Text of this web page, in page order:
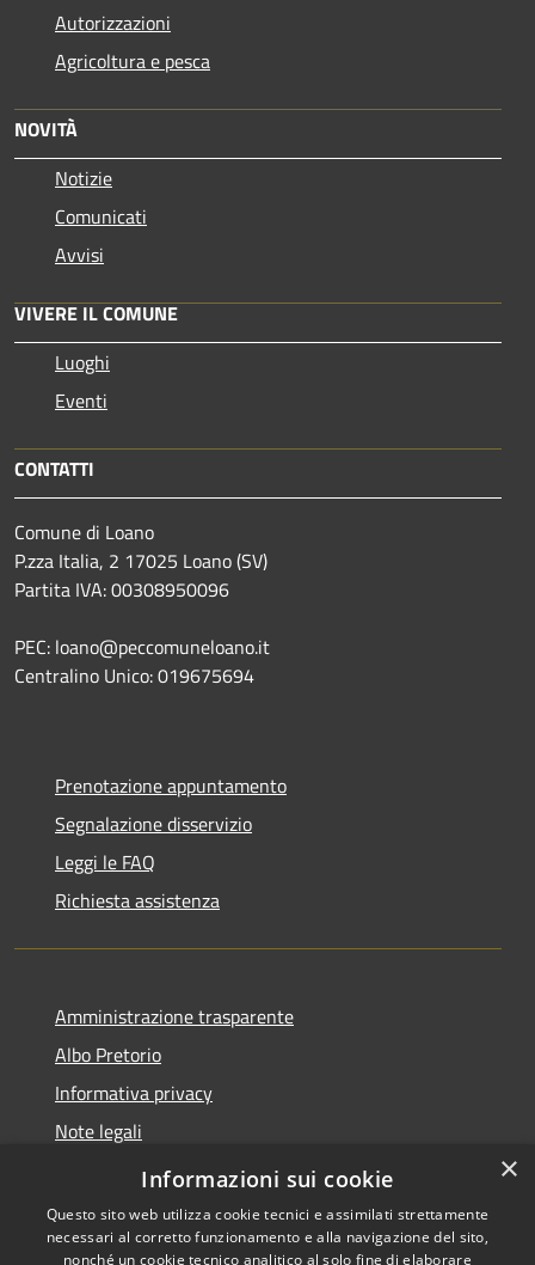
Autorizzazioni
Agricoltura e pesca
NOVITÀ
Notizie
Comunicati
Avvisi
VIVERE IL COMUNE
Luoghi
Eventi
CONTATTI
Comune di Loano
P.zza Italia, 2 17025 Loano (SV)
Partita IVA: 00308950096
PEC: loano@peccomuneloano.it
Centralino Unico: 019675694
Prenotazione appuntamento
Segnalazione disservizio
Leggi le FAQ
Richiesta assistenza
Amministrazione trasparente
Albo Pretorio
Informativa privacy
Note legali
Dichiarazione di accessibilità
×
Informazioni sui cookie
Questo sito web utilizza cookie tecnici e assimilati strettamente
necessari al corretto funzionamento e alla navigazione del sito,
nonché un cookie tecnico analitico al solo fine di elaborare